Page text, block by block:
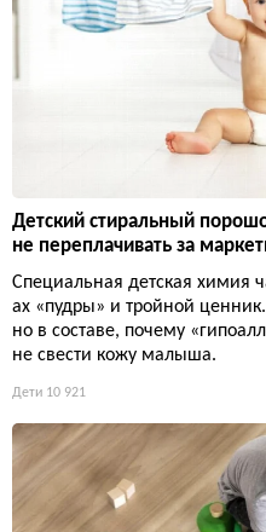
Детский стиральный
не переплачивать за
Специальная детская химия
ах «пудры» и тройной
но в составе, почему
не свести кожу малыша.
Дети 10 921